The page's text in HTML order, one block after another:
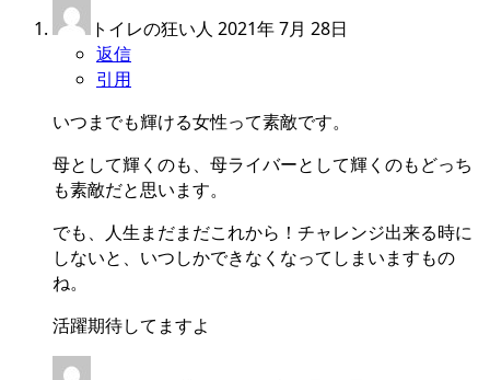
トイレの狂い人 2021年 7月 28日
返信
引用
いつまでも輝ける女性って素敵です。
母として輝くのも、母ライバーとして輝くのもどっち
も素敵だと思います。
でも、人生まだまだこれから！チャレンジ出来る時に
しないと、いつしかできなくなってしまいますもの
ね。
活躍期待してますよ